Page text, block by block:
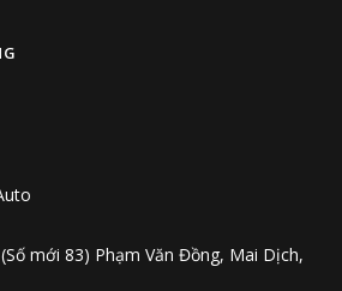
mới 83) Phạm Văn Đồng, Mai Dịch,